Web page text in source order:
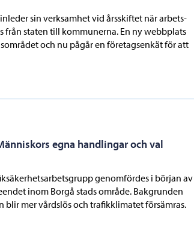
sin verksamhet vid årsskiftet när arbets-
från staten till kommunerna. En ny webbplats
och nu pågår en företagsenkät för att
egna handlingar och val
genomfördes i början av
inom Borgå stads område. Bakgrunden
mer vårdslös och trafikklimatet försämras.